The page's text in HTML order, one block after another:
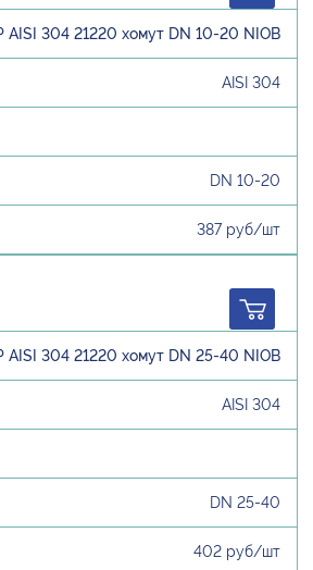
AISI 304 21220 хомут DN 10-20 NIOB
AISI 304
DN 10-20
387 руб/шт
AISI 304 21220 хомут DN 25-40 NIOB
AISI 304
DN 25-40
402 руб/шт